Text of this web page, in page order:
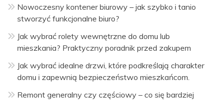
Nowoczesny kontener biurowy – jak szybko i tanio
stworzyć funkcjonalne biuro?
Jak wybrać rolety wewnętrzne do domu lub
mieszkania? Praktyczny poradnik przed zakupem
Jak wybrać idealne drzwi, które podkreślają charakter
domu i zapewnią bezpieczeństwo mieszkańcom.
Remont generalny czy częściowy – co się bardziej